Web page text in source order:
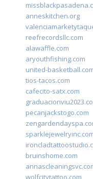
anneskitchen.org
reefrecordsllc.com
alawaffle.com
aryouthfishing.com
united-
tios-tacos.com
cafecito-satx.com
pecanjackstogo.com
bruinshome.com
wolfcitytattoo.com